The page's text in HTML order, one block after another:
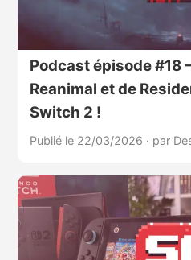
Podcast épisode #18
Reanimal et de
Switch 2 !
Publié le 22/03/2026 · par